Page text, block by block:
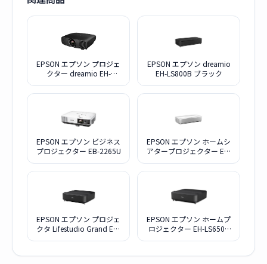
EPSON エプソン プロジェ
クター dreamio EH-
EPSON エプソン dreamio
EH-LS800B ブラック
EPSON エプソン ビジネス
プロジェクター EB-2265U
EPSON エプソン ホームシ
アタープロジェクター EH-
EPSON エプソン プロジェ
クタ Lifestudio Grand EH-
EPSON エプソン ホームプ
ロジェクター EH-LS650B